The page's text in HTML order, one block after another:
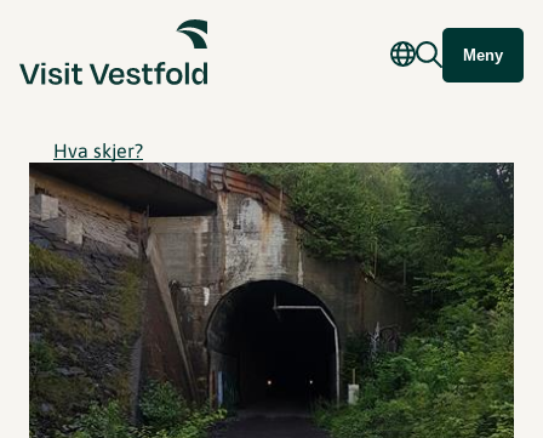
Meny
Hva skjer?